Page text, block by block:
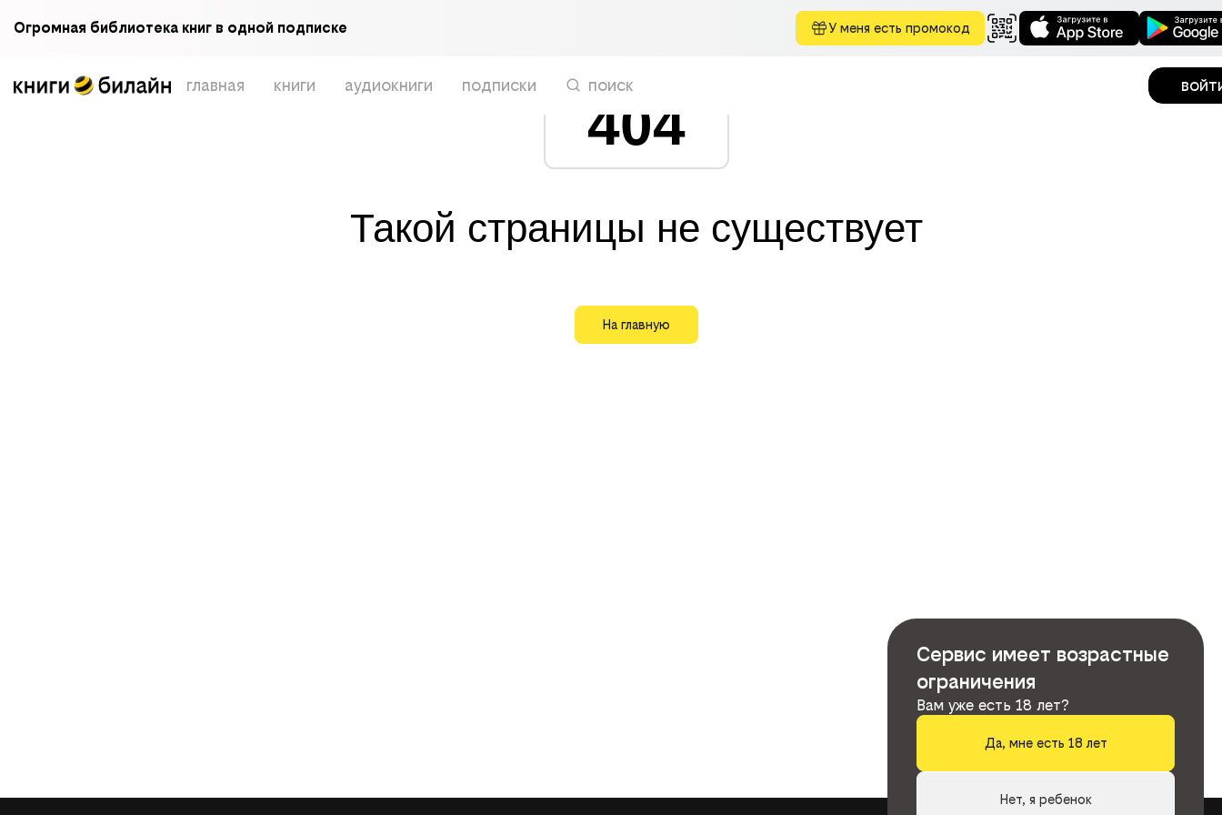
Огромная библиотека книг в одной подписке У меня есть промокод
главная книги аудиокниги подписки поиск
404
Такой страницы не существует
На главную
Сервис имеет возрастные
ограничения
Вам уже есть 18 лет?
Да, мне есть 18 лет
Нет, я ребенок